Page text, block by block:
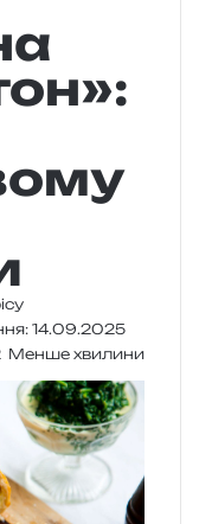
14.09.2025
Менше хвилини